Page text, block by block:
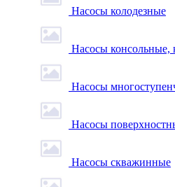
Насосы колодезные
Насосы консольные,
Насосы
Насосы
Насосы скважинные